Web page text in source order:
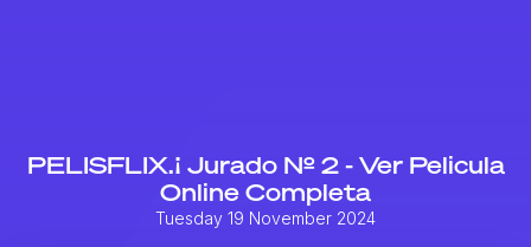
PELISFLIX.¡ Jurado Nº 2 - Ver Pelicula
Online Completa
Tuesday 19 November 2024